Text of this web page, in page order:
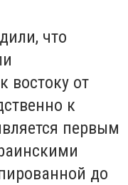
что
востоку от
к
первым
до